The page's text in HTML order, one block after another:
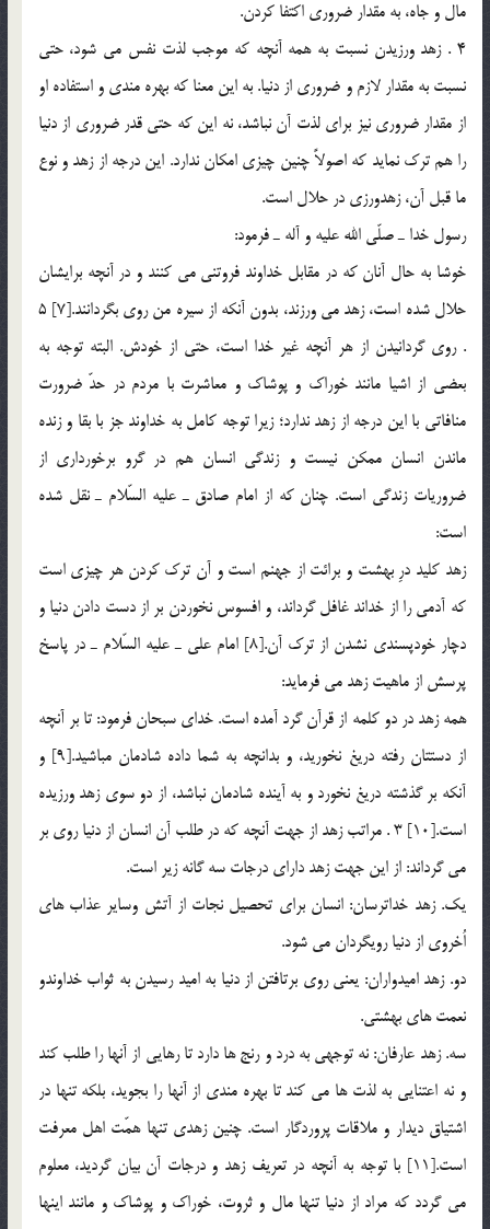
مال و جاه، به مقدار ضروري اكتفا كردن.
4 . زهد ورزيدن نسبت به همه آنچه كه موجب لذت نفس مي شود، حتي
نسبت به مقدار لازم و ضروري از دنيا. به اين معنا كه بهره مندي و استفاده او
از مقدار ضروري نيز براي لذت آن نباشد، نه اين كه حتي قدر ضروري از دنيا
را هم ترك نمايد كه اصولاً چنين چيزي امكان ندارد. اين درجه از زهد و نوع
ما قبل آن، زهدورزي در حلال است.
رسول خدا ـ صلّي الله عليه و آله ـ فرمود:
خوشا به حال آنان كه در مقابل خداوند فروتني مي كنند و در آنچه برايشان
حلال شده است، زهد مي ورزند، بدون آنكه از سيره من روي بگردانند.[7] 5
. روي گردانيدن از هر آنچه غير خدا است، حتي از خودش. البته توجه به
بعضي از اشيا مانند خوراك و پوشاك و معاشرت با مردم در حدّ ضرورت
منافاتي با اين درجه از زهد ندارد؛ زيرا توجه كامل به خداوند جز با بقا و زنده
ماندن انسان ممكن نيست و زندگي انسان هم در گرو برخورداري از
ضروريات زندگي است. چنان كه از امام صادق ـ عليه السّلام ـ نقل شده
است:
زهد كليد درِ بهشت و برائت از جهنم است و آن ترك كردن هر چيزي است
كه آدمي را از خداند غافل گرداند، و افسوس نخوردن بر از دست دادن دنيا و
دچار خودپسندي نشدن از ترك آن.[8] امام علي ـ عليه السّلام ـ در پاسخ
پرسش از ماهيت زهد مي فرمايد:
همه زهد در دو كلمه از قرآن گرد آمده است. خداي سبحان فرمود: تا بر ‌آنچه
از دستتان رفته دريغ نخوريد، و بدانچه به شما داده شادمان مباشيد.[9] و
آنكه بر گذشته دريغ نخورد و به آينده شادمان نباشد، از دو سوي زهد ورزيده
است.[10] 3 . مراتب زهد از جهت آنچه كه در طلب آن انسان از دنيا روي بر
مي گرداند: از اين جهت زهد داراي درجات سه گانه زير است.
يك. زهد خداترسان: انسان براي تحصيل نجات از آتش وساير عذاب هاي
اُخروي از دنيا رويگردان مي شود.
دو. زهد اميدواران: يعني روي برتافتن از دنيا به اميد رسيدن به ثواب خداوندو
نعمت هاي بهشتي.
سه. زهد عارفان: نه توجهي به درد و رنج ها دارد تا رهايي از آنها را طلب كند
و نه اعتنايي به لذت ها مي كند تا بهره مندي از آنها را بجويد، بلكه تنها در
اشتياق ديدار و ملاقات پروردگار است. چنين زهدي تنها همّت اهل معرفت
است.[11] با توجه به آنچه در تعريف زهد و درجات آن بيان گرديد، معلوم
مي گردد كه مراد از دنيا تنها مال و ثروت، خوراك و پوشاك و مانند اينها